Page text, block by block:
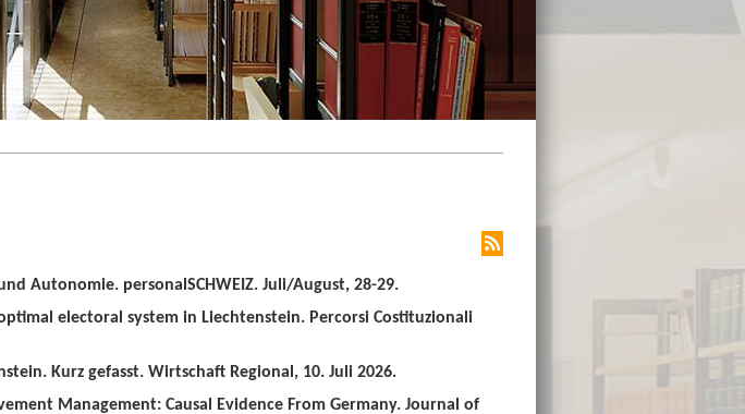
Autonomie. personalSCHWEIZ. Juli/August, 28-29.
electoral system in Liechtenstein. Percorsi Costituzionali
Kurz gefasst. Wirtschaft Regional, 10. Juli 2026.
Management: Causal Evidence From Germany. Journal of